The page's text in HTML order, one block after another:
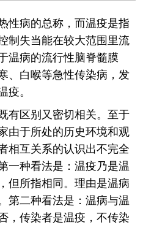
性病的总称，而温疫是指
制失当能在较大范围里流
温病的流行性脑脊髓膜
、白喉等急性传染病，发
。
有区别又密切相关。至于
由于所处的历史环境和观
相互关系的认识出不完全
一种看法是：温疫乃是温
但所指相同。理由是温病
第二种看法是：温病与温
，传染者是温疫，不传染